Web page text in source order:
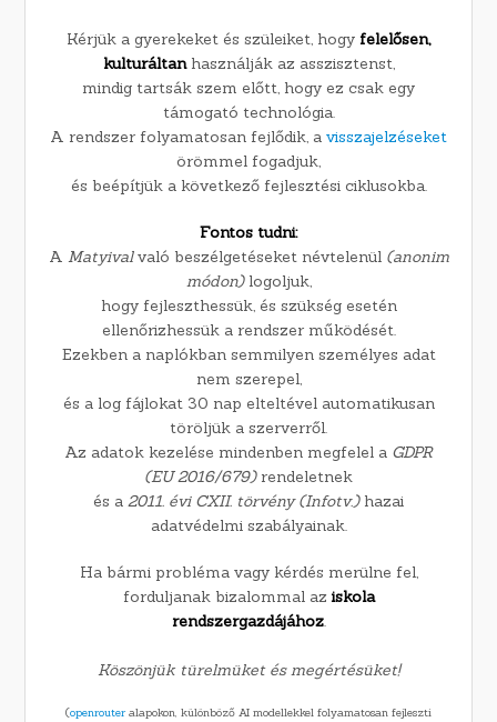
Kérjük a gyerekeket és szüleiket, hogy felelősen,
kulturáltanhasználják az asszisztenst,
mindig tartsák szem előtt, hogy ez csak egy
támogató technológia.
A rendszer folyamatosan fejlődik, a visszajelzéseket
örömmel fogadjuk,
és beépítjük a következő fejlesztési ciklusokba.
Fontos tudni:
A Matyivalvaló beszélgetéseket névtelenül (anonim
módon)logoljuk,
hogy fejleszthessük, és szükség esetén
ellenőrizhessük a rendszer működését.
Ezekben a naplókban semmilyen személyes adat
nem szerepel,
és a log fájlokat 30 nap elteltével automatikusan
töröljük a szerverről.
Az adatok kezelése mindenben megfelel a GDPR
(EU 2016/679)rendeletnek
és a 2011. évi CXII. törvény (Infotv.)hazai
adatvédelmi szabályainak.
Ha bármi probléma vagy kérdés merülne fel,
forduljanak bizalommal az iskola
rendszergazdájához.
Köszönjük türelmüket és megértésüket!
(openrouter alapokon, különböző AI modellekkel folyamatosan fejleszti